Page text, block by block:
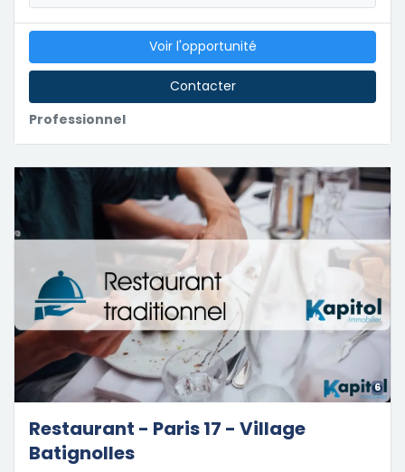
Professionnel
Voir l'opportunité
Contacter
6
Restaurant - Paris 17 - Village
Batignolles